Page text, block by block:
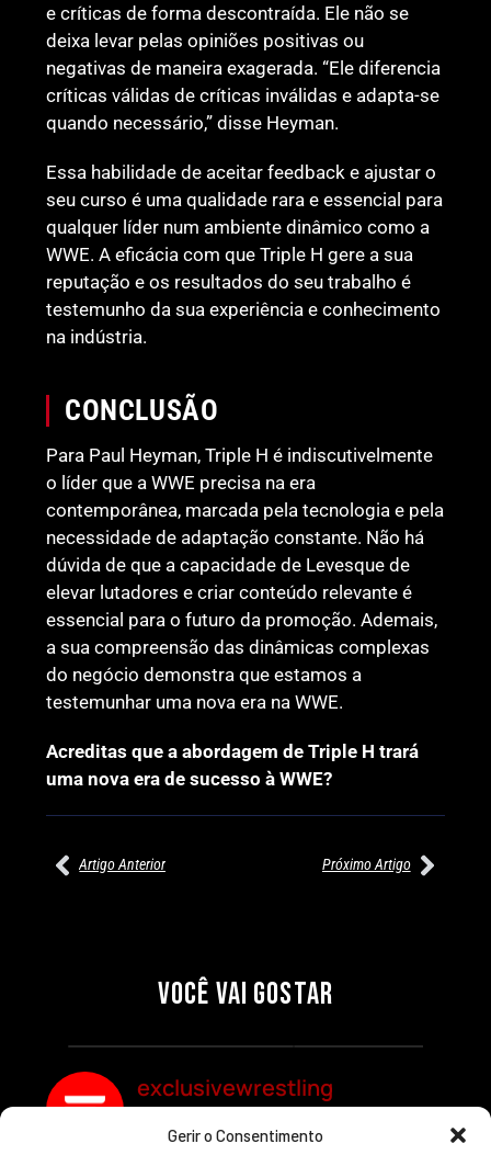
Gerir o Consentimento
e críticas de forma descontraída. Ele não se
deixa levar pelas opiniões positivas ou
negativas de maneira exagerada. “Ele diferencia
críticas válidas de críticas inválidas e adapta-se
quando necessário,” disse Heyman.
Essa habilidade de aceitar feedback e ajustar o
seu curso é uma qualidade rara e essencial para
qualquer líder num ambiente dinâmico como a
WWE. A eficácia com que Triple H gere a sua
reputação e os resultados do seu trabalho é
testemunho da sua experiência e conhecimento
na indústria.
CONCLUSÃO
Para Paul Heyman, Triple H é indiscutivelmente
o líder que a WWE precisa na era
contemporânea, marcada pela tecnologia e pela
necessidade de adaptação constante. Não há
dúvida de que a capacidade de Levesque de
elevar lutadores e criar conteúdo relevante é
essencial para o futuro da promoção. Ademais,
a sua compreensão das dinâmicas complexas
do negócio demonstra que estamos a
testemunhar uma nova era na WWE.
Acreditas que a abordagem de Triple H trará
uma nova era de sucesso à WWE?
Artigo Anterior Próximo Artigo
VOCÊ VAI GOSTAR
SEGMENTOS A NÃO PERDER
Por exclusivewrestling
MUNDIAL FEMININO NA AEW
REDEMPTION
Por exclusivewrestling
exclusivewrestling
Ver mais Artigos